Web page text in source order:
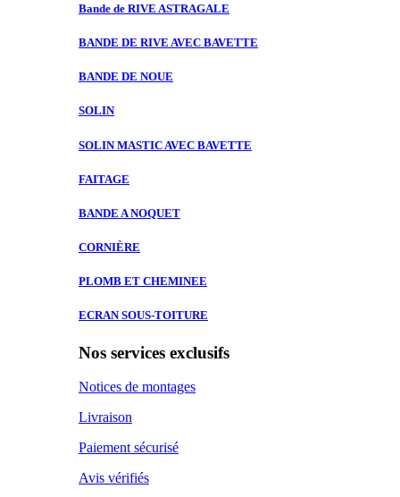
Bande de RIVE ASTRAGALE
BANDE DE RIVE AVEC BAVETTE
BANDE DE NOUE
SOLIN
SOLIN MASTIC AVEC BAVETTE
FAITAGE
BANDE ANOQUET
CORNIÈRE
PLOMB ET CHEMINEE
ECRAN SOUS-TOITURE
Nos services exclusifs
Notices de montages
Livraison
Paiement sécurisé
Avis vérifiés